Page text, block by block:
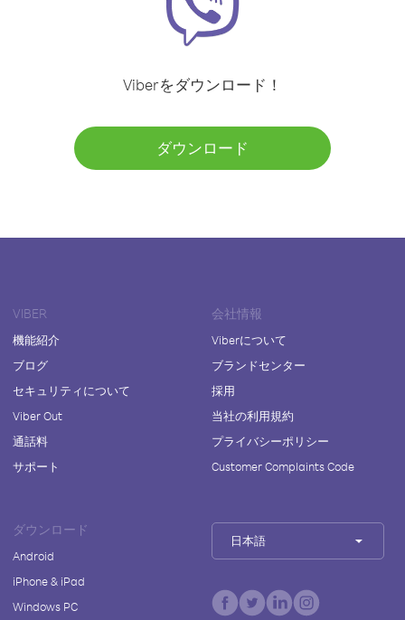
Viberをダウンロード！
ダウンロード
VIBER
機能紹介
ブログ
セキュリティについて
Viber Out
通話料
サポート
会社情報
Viberについて
ブランドセンター
採用
当社の利用規約
プライバシーポリシー
Customer Complaints Code
ダウンロード
Android
iPhone & iPad
Windows PC
日本語